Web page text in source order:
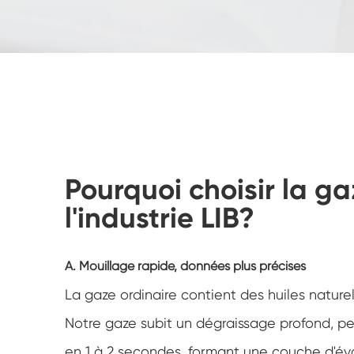
Pourquoi choisir la
l'industrie LIB?
A. Mouillage rapide, données plus précises
La gaze ordinaire contient des huiles
Notre gaze subit un dégraissage profond,